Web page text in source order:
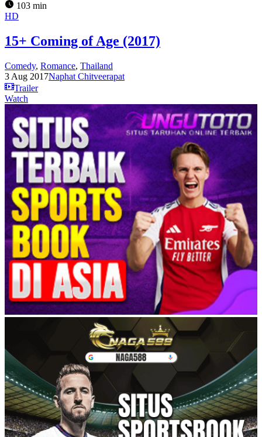
103 min
HD
15+ Coming of Age (2017)
Comedy, Romance, Thailand
3 Aug 2017Naphat Chitveerapat
Trailer
Watch